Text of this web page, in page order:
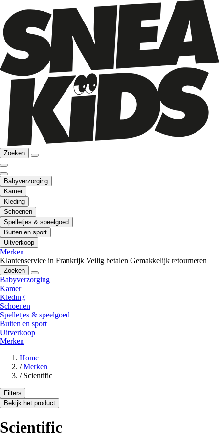
Zoeken
Babyverzorging
Kamer
Kleding
Schoenen
Spelletjes & speelgoed
Buiten en sport
Uitverkoop
Merken
Klantenservice in Frankrijk Veilig betalen Gemakkelijk retourneren
Zoeken
Babyverzorging
Kamer
Kleding
Schoenen
Spelletjes & speelgoed
Buiten en sport
Uitverkoop
Merken
Home
/ Merken
/ Scientific
Filters
Bekijk het product
Scientific